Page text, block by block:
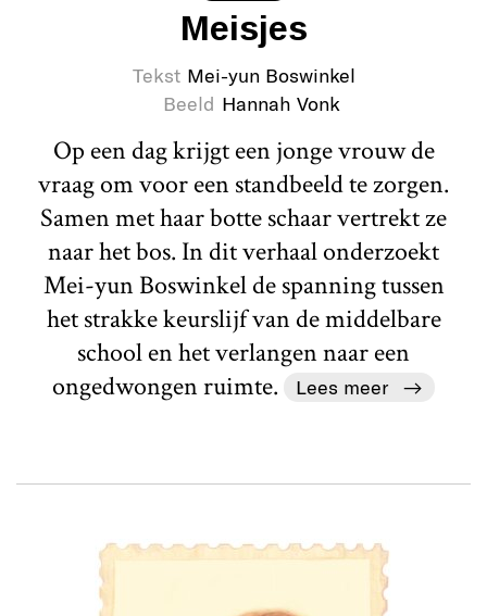
Meisjes
Tekst Mei-yun Boswinkel
Beeld Hannah Vonk
Op een dag krijgt een jonge vrouw de
vraag om voor een standbeeld te zorgen.
Samen met haar botte schaar vertrekt ze
naar het bos. In dit verhaal onderzoekt
Mei-yun Boswinkel de spanning tussen
het strakke keurslijf van de middelbare
school en het verlangen naar een
ongedwongen ruimte.
Lees meer